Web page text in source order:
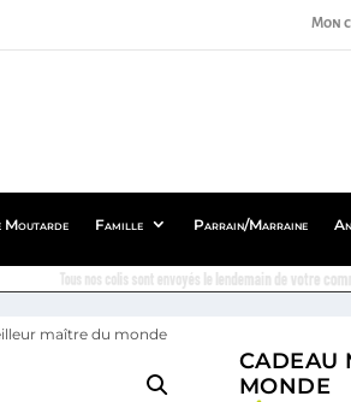
Mon
Moutarde Famille Parrain/Marraine
Tous nos colis sont envoyés le lendemain de votre
maître du monde
CADEAU
MONDE